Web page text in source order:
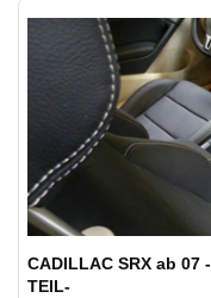
CADILLAC SRX ab 07 -
TEIL-